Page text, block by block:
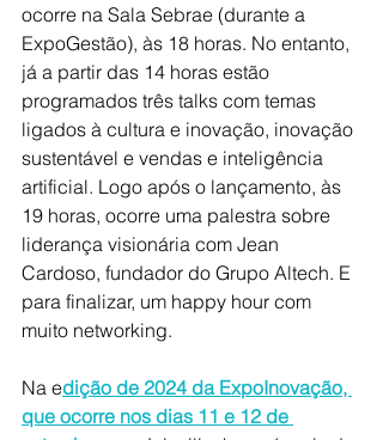
ocorre na Sala Sebrae (durante a
ExpoGestão), às 18 horas. No entanto,
já a partir das 14 horas estão
programados três talks com temas
ligados à cultura e inovação, inovação
sustentável e vendas e inteligência
artificial. Logo após o lançamento, às
19 horas, ocorre uma palestra sobre
liderança visionária com Jean
Cardoso, fundador do Grupo Altech. E
para finalizar, um happy hour com
muito networking.
Na edição de 2024 da ExpoInovação,
que ocorre nos dias 11 e 12 de